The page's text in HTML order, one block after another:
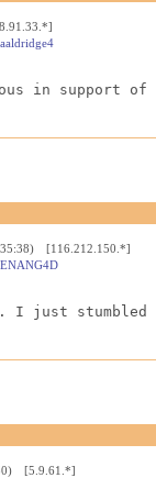
in support of
[116.212.150.*]
I just
[5.9.61.*]